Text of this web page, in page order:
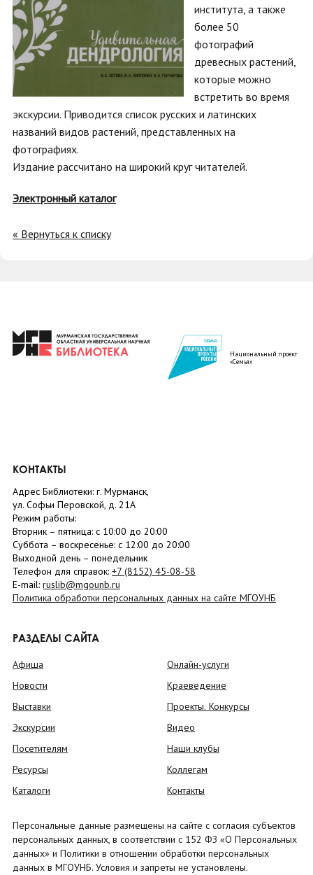
института, а также
более 50
фотографий
древесных растений,
которые можно
встретить во время
экскурсии. Приводится список русских и латинских
названий видов растений, представленных на
фотографиях.
Издание рассчитано на широкий круг читателей.
Электронный каталог
« Вернуться к списку
Национальный проект
«Семья»
КОНТАКТЫ
Адрес Библиотеки: г. Мурманск,
ул. Софьи Перовской, д. 21А
Режим работы:
Вторник – пятница: с 10:00 до 20:00
Суббота – воскресенье: c 12:00 до 20:00
Выходной день – понедельник
Телефон для справок: +7 (8152) 45-08-58
E-mail: ruslib@mgounb.ru
Политика обработки персональных данных на сайте МГОУНБ
РАЗДЕЛЫ САЙТА
Афиша
Новости
Выставки
Экскурсии
Посетителям
Ресурсы
Каталоги
Онлайн-услуги
Краеведение
Проекты. Конкурсы
Видео
Наши клубы
Коллегам
Контакты
Персональные данные размещены на сайте с согласия субъектов
персональных данных, в соответствии с 152 ФЗ «О Персональных
данных» и Политики в отношении обработки персональных
данных в МГОУНБ. Условия и запреты не установлены.